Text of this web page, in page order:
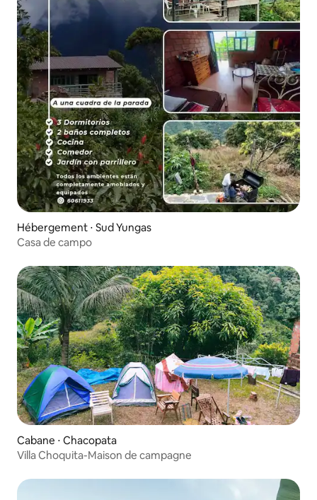
Hébergement ⋅ Sud Yungas
Casa de campo
Cabane ⋅ Chacopata
Villa Choquita-Maison de campagne